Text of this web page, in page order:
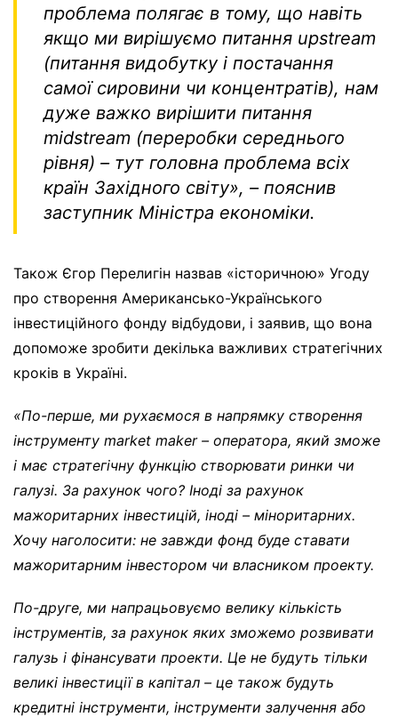
проблема полягає в тому, що навіть
якщо ми вирішуємо питання upstream
(питання видобутку і постачання
самої сировини чи концентратів), нам
дуже важко вирішити питання
midstream (переробки середнього
рівня) – тут головна проблема всіх
країн Західного світу», – пояснив
заступник Міністра економіки.
Також Єгор Перелигін назвав «історичною» Угоду
про створення Американсько-Українського
інвестиційного фонду відбудови, і заявив, що вона
допоможе зробити декілька важливих стратегічних
кроків в Україні.
«По-перше, ми рухаємося в напрямку створення
інструменту market maker– оператора, який зможе
і має стратегічну функцію створювати ринки чи
галузі. За рахунок чого? Іноді за рахунок
мажоритарних інвестицій, іноді – міноритарних.
Хочу наголосити: не завжди фонд буде ставати
мажоритарним інвестором чи власником проекту.
По-друге, ми напрацьовуємо велику кількість
інструментів, за рахунок яких зможемо розвивати
галузь і фінансувати проекти. Це не будуть тільки
великі інвестиції в капітал – це також будуть
кредитні інструменти, інструменти залучення або